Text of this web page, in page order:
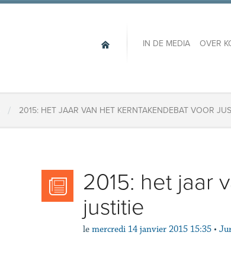
IN DE MEDIA OVER
/ 2015: HET JAAR VAN HET KERNTAKENDEBAT VOOR
2015: het jaar
justitie
le mercredi 14 janvier 2015 15:35 •